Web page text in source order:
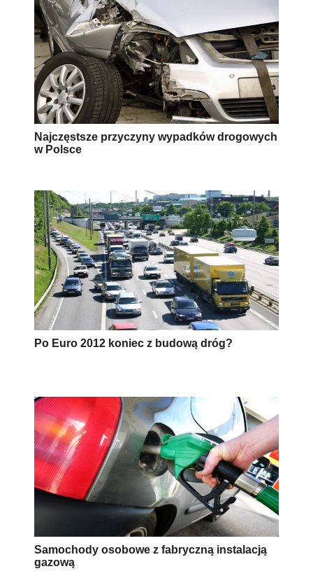
Najczęstsze przyczyny wypadków drogowych
w Polsce
Po Euro 2012 koniec z budową dróg?
Samochody osobowe z fabryczną instalacją
gazową